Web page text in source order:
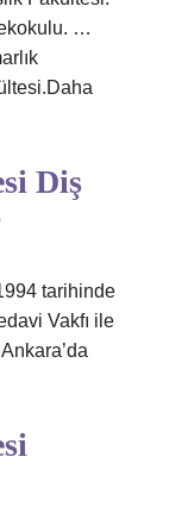
…
Diş
tarihinde
Vakfı ile